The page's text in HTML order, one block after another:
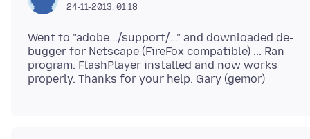
24-11-2013, 01:18
Went to "adobe.../support/..." and downloaded de-
bugger for Netscape (FireFox compatible) ... Ran
program. FlashPlayer installed and now works